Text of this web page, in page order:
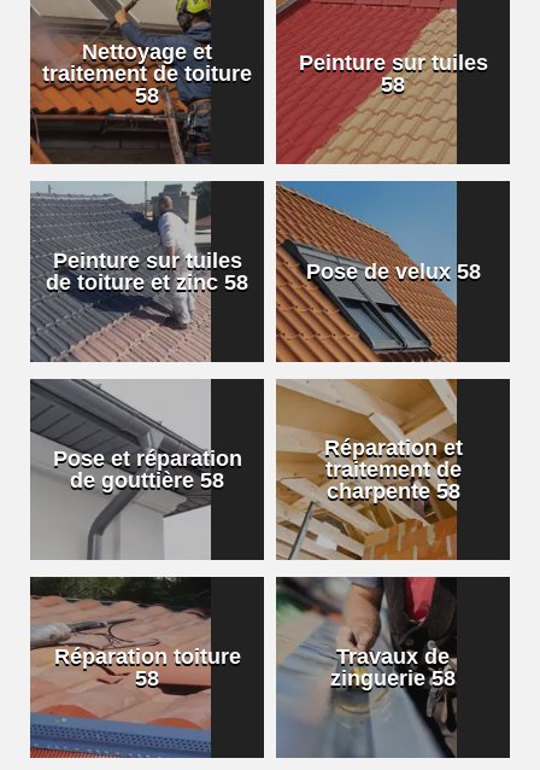
Nettoyage et
traitement de toiture
58
Peinture sur tuiles
58
Peinture sur tuiles
de toiture et zinc 58
Pose de velux 58
Pose et réparation
de gouttière 58
Réparation et
traitement de
charpente 58
Réparation toiture
58
Travaux de
zinguerie 58